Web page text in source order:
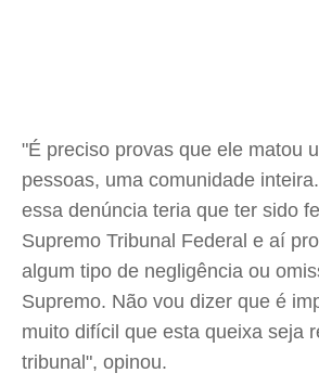
"É preciso provas que ele matou
pessoas, uma comunidade
essa denúncia teria que ter sido
Supremo Tribunal Federal e aí
algum tipo de negligência ou
Supremo. Não vou dizer que é
muito difícil que esta queixa seja
tribunal", opinou.